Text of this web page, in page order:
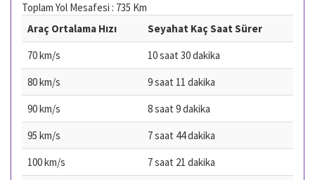
Toplam Yol Mesafesi : 735 Km
Araç Ortalama Hızı
Seyahat Kaç Saat Sürer
70 km/s
10 saat 30 dakika
80 km/s
9 saat 11 dakika
90 km/s
8 saat 9 dakika
95 km/s
7 saat 44 dakika
100 km/s
7 saat 21 dakika